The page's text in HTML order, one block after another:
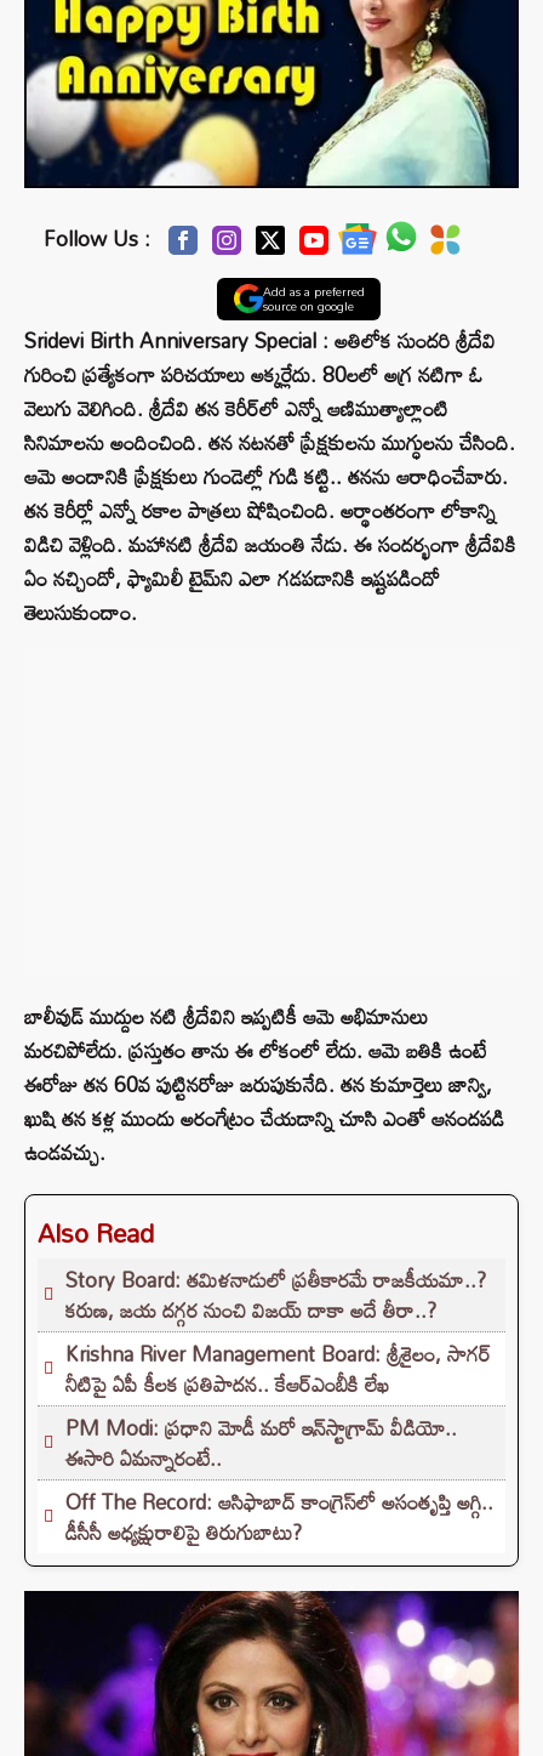
Follow Us :
Add as a preferred
source on google
Sridevi Birth Anniversary Special : అతిలోక సుందరి శ్రీదేవి
గురించి ప్రత్యేకంగా పరిచయాలు అక్కర్లేదు. 80లలో అగ్ర నటిగా ఓ
వెలుగు వెలిగింది. శ్రీదేవి తన కెరీర్‌లో ఎన్నో ఆణిముత్యాల్లాంటి
సినిమాలను అందించింది. తన నటనతో ప్రేక్షకులను ముగ్ధులను చేసింది.
ఆమె అందానికి ప్రేక్షకులు గుండెల్లో గుడి కట్టి.. తనను ఆరాధించేవారు.
తన కెరీర్లో ఎన్నో రకాల పాత్రలు షోషించింది. అర్థాంతరంగా లోకాన్ని
విడిచి వెళ్లింది. మహానటి శ్రీదేవి జయంతి నేడు. ఈ సందర్భంగా శ్రీదేవికి
ఏం నచ్చిందో, ఫ్యామిలీ టైమ్‌ని ఎలా గడపడానికి ఇష్టపడిందో
తెలుసుకుందాం.
బాలీవుడ్ ముద్దుల నటి శ్రీదేవిని ఇప్పటికీ ఆమె అభిమానులు
మరచిపోలేదు. ప్రస్తుతం తాను ఈ లోకంలో లేదు. ఆమె బతికి ఉంటే
ఈరోజు తన 60వ పుట్టినరోజు జరుపుకునేది. తన కుమార్తెలు జాన్వి,
ఖుషి తన కళ్ల ముందు అరంగేట్రం చేయడాన్ని చూసి ఎంతో ఆనందపడి
ఉండవచ్చు.
Also Read
Story Board: తమిళనాడులో ప్రతీకారమే రాజకీయమా..?
కరుణ, జయ దగ్గర నుంచి విజయ్ దాకా అదే తీరా..?
Krishna River Management Board: శ్రీశైలం, సాగర్
నీటిపై ఏపీ కీలక ప్రతిపాదన.. కేఆర్ఎంబీకి లేఖ
PM Modi: ప్రధాని మోడీ మరో ఇన్‌స్టాగ్రామ్ వీడియో..
ఈసారి ఏమన్నారంటే..
Off The Record: ఆసిఫాబాద్ కాంగ్రెస్‌లో అసంతృప్తి అగ్గి..
డీసీసీ అధ్యక్షురాలిపై తిరుగుబాటు?